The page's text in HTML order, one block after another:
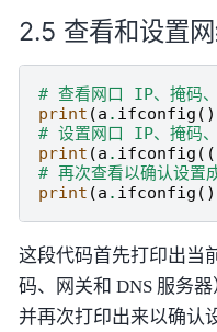
查看和设置
# 查看网口 IP、掩码
print (a . ifconfig
# 设置网口 IP、掩码
print (a . ifconfig ((
# 再次查看以确认设置
print (a . ifconfig
这段代码首先打印出当
码、网关和 DNS 服务
并再次打印出来以确认